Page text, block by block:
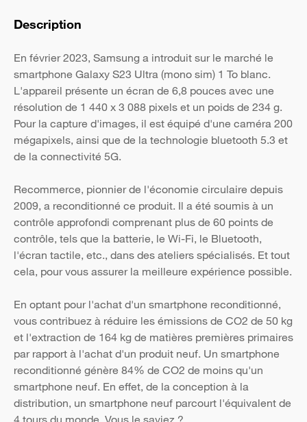
Description
En février 2023, Samsung a introduit sur le marché le
smartphone Galaxy S23 Ultra (mono sim) 1 To blanc.
L'appareil présente un écran de 6,8 pouces avec une
résolution de 1 440 x 3 088 pixels et un poids de 234 g.
Pour la capture d'images, il est équipé d'une caméra 200
mégapixels, ainsi que de la technologie bluetooth 5.3 et
de la connectivité 5G.
Recommerce, pionnier de l'économie circulaire depuis
2009, a reconditionné ce produit. Il a été soumis à un
contrôle approfondi comprenant plus de 60 points de
contrôle, tels que la batterie, le Wi-Fi, le Bluetooth,
l'écran tactile, etc., dans des ateliers spécialisés. Et tout
cela, pour vous assurer la meilleure expérience possible.
En optant pour l'achat d'un smartphone reconditionné,
vous contribuez à réduire les émissions de CO2 de 50 kg
et l'extraction de 164 kg de matières premières primaires
par rapport à l'achat d'un produit neuf. Un smartphone
reconditionné génère 84% de CO2 de moins qu'un
smartphone neuf. En effet, de la conception à la
distribution, un smartphone neuf parcourt l'équivalent de
4 tours du monde. Vous le saviez ?